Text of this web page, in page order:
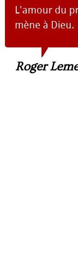
L'amour du
mène à Dieu.
Roger